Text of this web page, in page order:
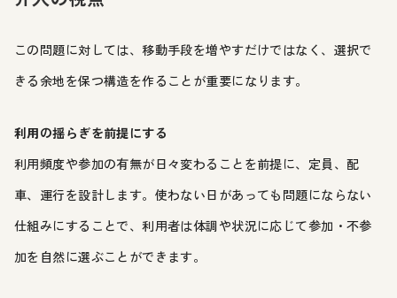
この問題に対しては、移動手段を増やすだけではなく、選択で
きる余地を保つ構造を作ることが重要になります。
利用の揺らぎを前提にする
利用頻度や参加の有無が日々変わることを前提に、定員、配
車、運行を設計します。使わない日があっても問題にならない
仕組みにすることで、利用者は体調や状況に応じて参加・不参
加を自然に選ぶことができます。